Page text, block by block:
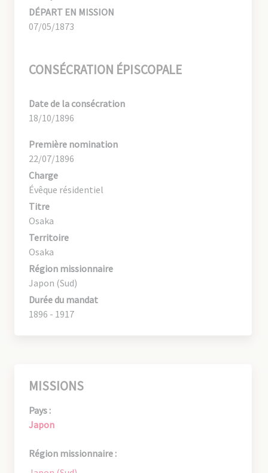
DÉPART EN MISSION
07/05/1873
CONSÉCRATION ÉPISCOPALE
Date de la consécration
18/10/1896
Première nomination
22/07/1896
Charge
Évêque résidentiel
Titre
Osaka
Territoire
Osaka
Région missionnaire
Japon (Sud)
Durée du mandat
1896 - 1917
MISSIONS
Pays :
Japon
Région missionnaire :